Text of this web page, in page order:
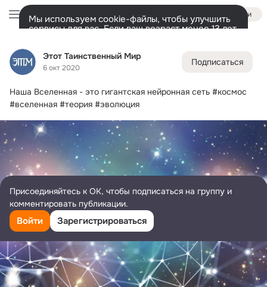
Этот Таинственный Мир
6 окт 2020
Подписаться
Наша Вселенная - это гигантская нейронная сеть #космос
#вселенная #теория #эволюция
Войти
Мы используем cookie-файлы, чтобы улучшить
сервисы для вас. Если ваш возраст менее 13 лет,
представитель.
Разрешить все Настроить
Лента Участники 5.3K Ещё
Дополнительная
колонка
Всё14 456 Обсуждаемые
Присоединяйтесь к ОК, чтобы подписаться на группу и
комментировать публикации.
Войти Зарегистрироваться